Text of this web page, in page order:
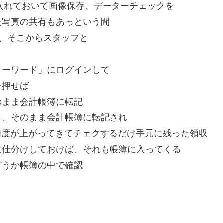
ておいて画像保存、データーチェックを
真の共有もあっという間
そこからスタッフと
ワード」にログインして
せば
ま会計帳簿に転記
そのまま会計帳簿に転記され
が上がってきてチェクするだけ手元に残った領収
分けしておけば、それも帳簿に入ってくる
か帳簿の中で確認